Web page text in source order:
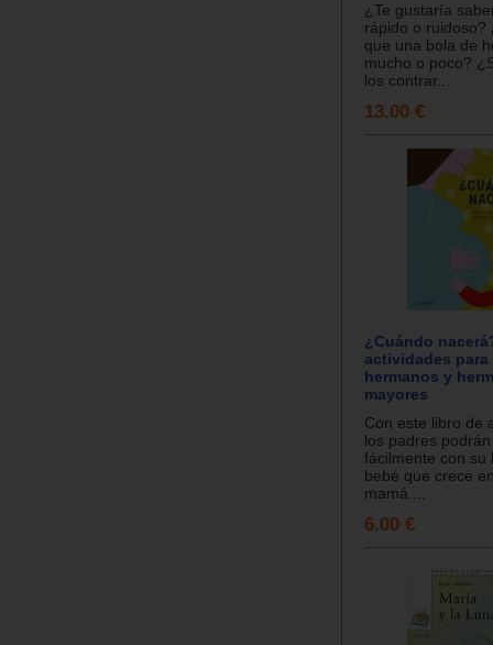
¿Te gustaría
rápido o ruidoso?
que una bola de
mucho o poco?
los contrar...
13.00 €
¿Cuándo
actividades
hermanos y
mayores
Con este libro de
los padres
fácilmente con su
bebé que crece
mamá....
6.00 €